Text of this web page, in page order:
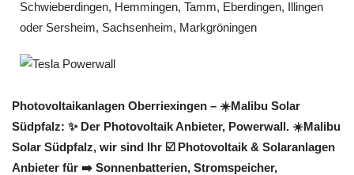
Photovoltaikanlagen Oberriexingen – ☀️Malibu Solar
Südpfalz: ✨ Der Photovoltaik Anbieter, Powerwall. ☀️Malibu
Solar Südpfalz, wir sind Ihr ☑️ Photovoltaik & Solaranlagen
Anbieter für ➡️ Sonnenbatterien, Stromspeicher,